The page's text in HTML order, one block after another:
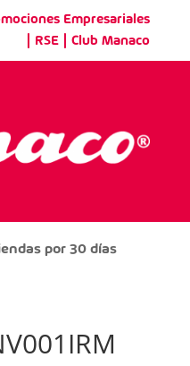
Empresariales
RSE |Club Manaco
por 30 días